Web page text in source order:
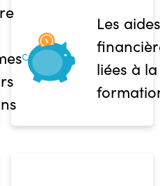
Les aides
liées à la